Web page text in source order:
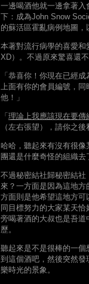
一邊喝酒他就一邊拿著
下：成為John Snow
的蘇活區霍亂病例地圖，
本著對流行病學的喜愛
XD）。不過原來驚喜還
「恭喜你！你現在已經
上面有你的會員編號，
他！」
「 理論上我應該現在要
（左右張望），請你之
哈哈，聽起來有沒有很
團還是什麼奇怪的組織
不過秘密結社歸秘密結
來？一方面是因為這地
方面則是他希望這地方
同目標努力的大家某天
旁喝著酒的大叔也是吾
歷。
聽起來是不是很棒的一
到這個酒吧，然後突然
樂時光的景象。